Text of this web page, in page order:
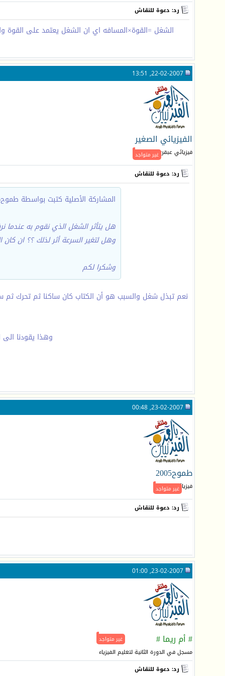
رد: دعوة للنقاش
الشغل =القوة×المسافه اي ان الشغل يعتمد على القوة
الفيزيائي الصغير
غير متواجدفيزيائي عبقري
رد: دعوة للنقاش
المشاركة الأصلية كتبت بواسطة طموح2005
هل يتأثر الشغل الذي نقوم به
وهل لتغير السرعة أثر لذلك ؟؟ ان
وشكرا لكم
نعم تبذل شغل والسبب هو أن الكتاب كان ساكنا ثم تحرك ثم
وهذا يقودنا
طموح2005
غير متواجد
فيزيائي متميز
رد: دعوة للنقاش
# أم ريما # غير متواجد
مسجل في الدورة الثانية لتعليم الفيزياء
رد: دعوة للنقاش